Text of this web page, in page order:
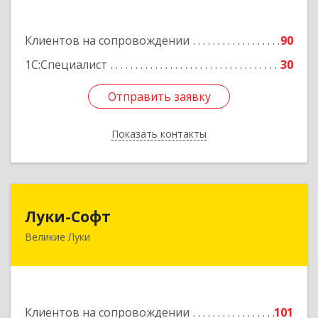
Клиентов на сопровождении
90
1С:Специалист
30
Отправить заявку
Показать контакты
Подробнее
Отправить заявку
Назад
Луки-Софт
Великие Луки
Клиентов на сопровождении 101
182113, Псковская обл, Великие Луки г,